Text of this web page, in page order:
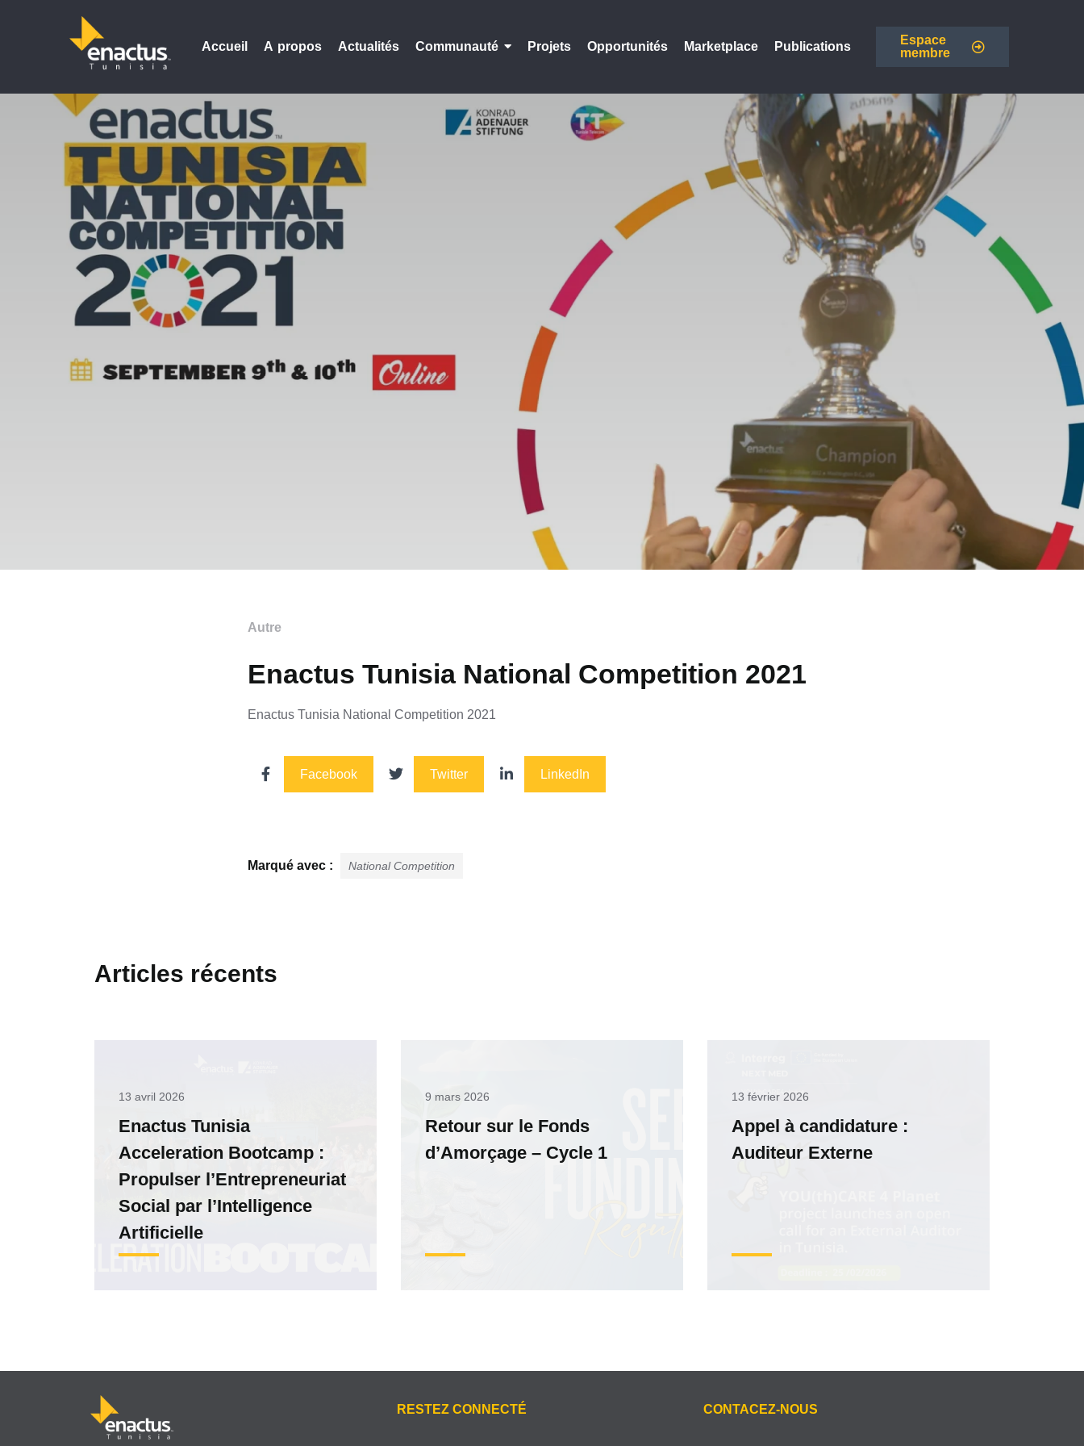
Accueil A propos Actualités Communauté Projets Opportunités Marketplace Publications
Espace
membre
Autre
Enactus Tunisia National Competition 2021
Enactus Tunisia National Competition 2021
Facebook Twitter LinkedIn
Marqué avec : National Competition
Articles récents
13 avril 2026
Enactus Tunisia
Acceleration Bootcamp :
Propulser l’Entrepreneuriat
Social par l’Intelligence
Artificielle
9 mars 2026
Retour sur le Fonds
d’Amorçage – Cycle 1
13 février 2026
Appel à candidature :
Auditeur Externe
RESTEZ CONNECTÉ CONTACEZ-NOUS